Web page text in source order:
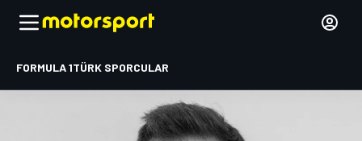
FORMULA 1TÜRK SPORCULAR